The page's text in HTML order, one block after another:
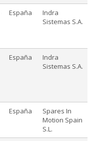
España
Indra
Sistemas S.A.
España
Indra
Sistemas S.A.
España
Spares In
Motion Spain
S.L.